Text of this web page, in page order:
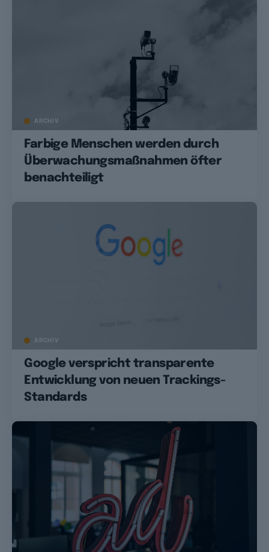
ARCHIV
Farbige Menschen werden durch
Überwachungsmaßnahmen öfter
benachteiligt
ARCHIV
Google verspricht transparente
Entwicklung von neuen Trackings-
Standards